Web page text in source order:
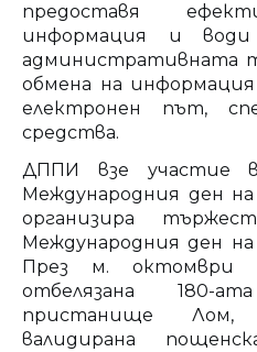
предоставя
информация и
административната
обмена на
електронен път,
средства.
ДППИ взе участие
Международния ден
организира
Mеждународния ден
През м. октомври
отбелязана 180-
пристанище Лом,
валидирана